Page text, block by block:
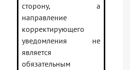
сторону, а
направление
корректирующего
уведомления не
является
обязательным